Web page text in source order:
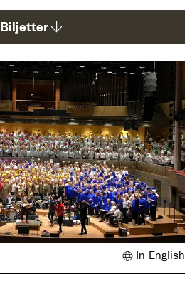
Biljetter
In English